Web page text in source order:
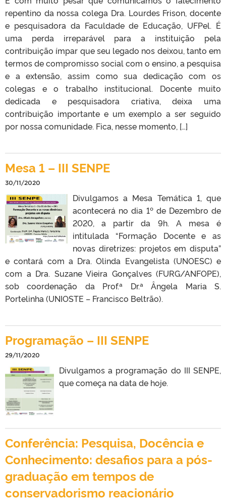
repentino da nossa colega Dra. Lourdes Frison, docente
e pesquisadora da Faculdade de Educação, UFPel. É
uma perda irreparável para a instituição pela
contribuição ímpar que seu legado nos deixou, tanto em
termos de compromisso social com o ensino, a pesquisa
e a extensão, assim como sua dedicação com os
colegas e o trabalho institucional. Docente muito
dedicada e pesquisadora criativa, deixa uma
contribuição importante e um exemplo a ser seguido
por nossa comunidade. Fica, nesse momento, […]
Mesa 1 – III SENPE
30/11/2020
Divulgamos a Mesa Temática 1, que
acontecerá no dia 1º de Dezembro de
2020, a partir da 9h. A mesa é
intitulada “Formação Docente e as
novas diretrizes: projetos em disputa”
e contará com a Dra. Olinda Evangelista (UNOESC) e
com a Dra. Suzane Vieira Gonçalves (FURG/ANFOPE),
sob coordenação da Prof.ª Dr.ª Ângela Maria S.
Portelinha (UNIOSTE – Francisco Beltrão).
Programação – III SENPE
29/11/2020
Divulgamos a programação do III SENPE,
que começa na data de hoje.
Conferência: Pesquisa, Docência e
Conhecimento: desafios para a pós-
graduação em tempos de
conservadorismo reacionário